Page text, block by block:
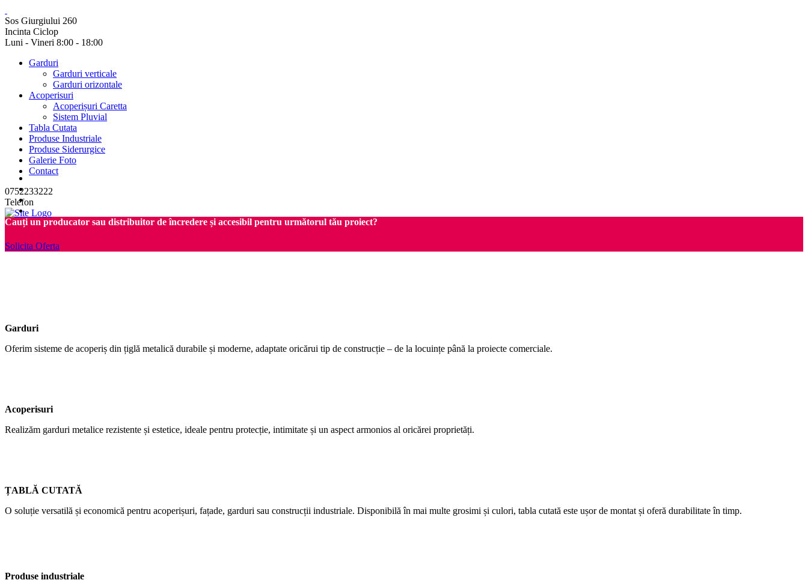
Sos Giurgiului 260
Incinta Ciclop
Luni - Vineri 8:00 - 18:00
Garduri
Garduri verticale
Garduri orizontale
Acoperisuri
Acoperișuri Caretta
Sistem Pluvial
Tabla Cutata
Produse Industriale
Produse Siderurgice
Galerie Foto
Contact
0752233222
Telefon
Cauți un producator sau distribuitor de încredere și accesibil pentru următorul tău proiect?
Solicita Oferta
Garduri
Oferim sisteme de acoperiș din țiglă metalică durabile și moderne, adaptate oricărui tip de construcție – de la locuințe până la proiecte comerciale.
Acoperisuri
Realizăm garduri metalice rezistente și estetice, ideale pentru protecție, intimitate și un aspect armonios al oricărei proprietăți.
ȚABLĂ CUTATĂ
O soluție versatilă și economică pentru acoperișuri, fațade, garduri sau construcții industriale. Disponibilă în mai multe grosimi și culori, tabla cutată este ușor de montat și oferă durabilitate în timp.
Produse industriale